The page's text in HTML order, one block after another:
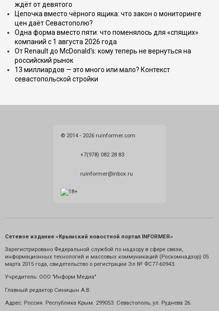
ждёт от девятого
Цепочка вместо чёрного ящика: что закон о мониторинге
цен даёт Севастополю?
Одна форма вместо пяти: что поменялось для «спящих»
компаний с 1 августа 2026 года
От Renault до McDonald's: кому теперь не вернуться на
российский рынок
13 миллиардов — это много или мало? Контекст
севастопольской стройки
© 2014 - 2026 ruinformer.com
+7(978) 082 28 83
ruinformer@inbox.ru
Сетевое издание «Крымский новостной портал INFORMER»
Зарегистрировано Федеральной службой по надзору в сфере связи,
информационных технологий и массовых коммуникаций (Роскомнадзор) 05
марта 2015 года, свидетельство о регистрации Эл № ФС77-60943.
Учредитель: ООО "Информ Медиа"
Главный редактор Синицын А.В.
Адрес: Россия. Республика Крым. 299053. Севастополь, ул. Руднева 26.